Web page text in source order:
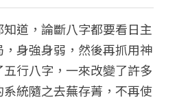
道，論斷八字都要看日主
身強身弱，然後再抓用神
行八字，一來改變了許多
統隨之去蕪存菁，不再使